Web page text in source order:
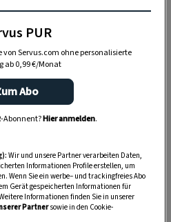
WhatsApp
im Garten zu werkeln? In
Kanal finden Sie täglich
Terrasse, Balkon- und
PUR
von Servus.com ohne personalisierte
ab 0,99 €/Monat
Abo
Abonnent?Hier anmelden.
Wir und unsere Partner verarbeiten Daten,
Informationen Profile erstellen, um
Wenn Sie ein werbe– und trackingfreies Abo
Gerät gespeicherten Informationen für
Informationen finden Sie in unserer
Partnersowie in den Cookie-